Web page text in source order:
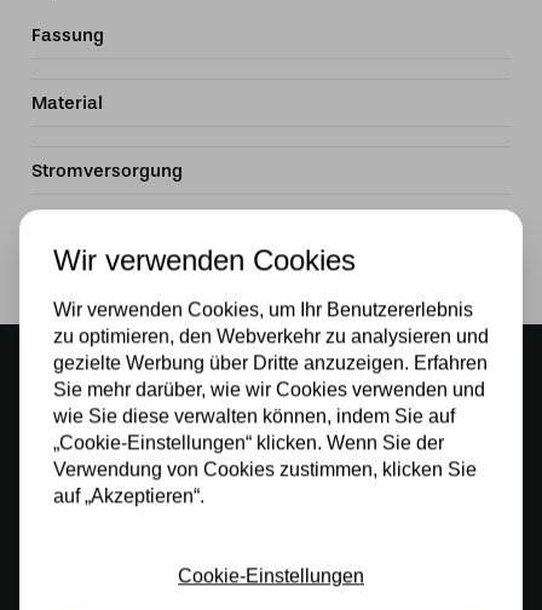
Fassung
Material
Stromversorgung
Stimmungsvoller Showroom
500 m2 großes Lampengeschäft in Rijssen
Kostenloser Versand
Kostenloser Versand in Deutschland ab 99 €
Wir verwenden Cookies
Wir verwenden Cookies, um Ihr Benutzererlebnis
zu optimieren, den Webverkehr zu analysieren und
gezielte Werbung über Dritte anzuzeigen. Erfahren
Sie mehr darüber, wie wir Cookies verwenden und
wie Sie diese verwalten können, indem Sie auf
„Cookie-Einstellungen“ klicken. Wenn Sie der
Verwendung von Cookies zustimmen, klicken Sie
auf „Akzeptieren“.
Cookie-Einstellungen